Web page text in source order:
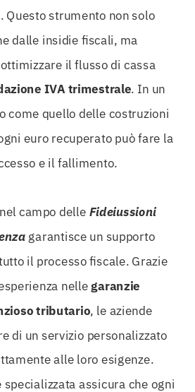
Questo strumento non solo
dalle insidie fiscali, ma
il flusso di cassa
IVA trimestrale. In un
come quello delle costruzioni
euro recuperato può fare la
e il fallimento.
campo delle Fideiussioni
garantisce un supporto
il processo fiscale. Grazie
nellegaranzie
tributario, le aziende
di un servizio personalizzato
alle loro esigenze.
specializzata assicura che ogni